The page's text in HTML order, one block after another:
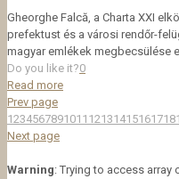
Gheorghe Falcă, a Charta XXI
prefektust és a városi rendőr-
magyar emlékek megbecsülése
Do you like it?0
Read more
Prev page
1234567891011 12131415161718
Next page
Warning: Trying to access array